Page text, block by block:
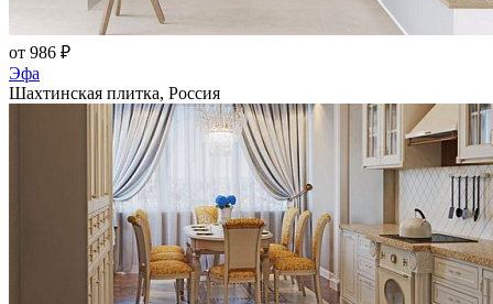
от 986 ₽
Эфа
Шахтинская плитка, Россия